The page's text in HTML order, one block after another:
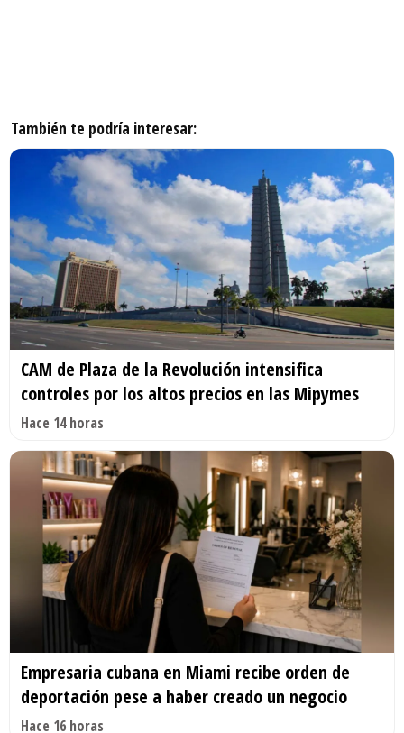
También te podría interesar:
CAM de Plaza de la Revolución intensifica
controles por los altos precios en las Mipymes
Hace 14 horas
Empresaria cubana en Miami recibe orden de
deportación pese a haber creado un negocio
Hace 16 horas